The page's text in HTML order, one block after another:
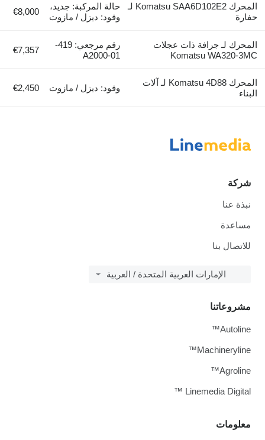
المحرك Komatsu SAA6D102E2 لـ
حفارة
حالة المركبة: جديد،
وقود: ديزل / مازوت
€8,000
المحرك لـ جرافة ذات عجلات
Komatsu WA320-3MC
رقم مرجعي: 419-
01-A2000
€7,357
المحرك Komatsu 4D88 لـ آلات
البناء
وقود: ديزل / مازوت €2,450
شركة
نبذة عنا
مساعدة
للاتصال بنا
الإمارات العربية المتحدة / العربية
معلومات
مشروعاتنا
Autoline™
Machineryline™
Agroline™
Linemedia Digital ™